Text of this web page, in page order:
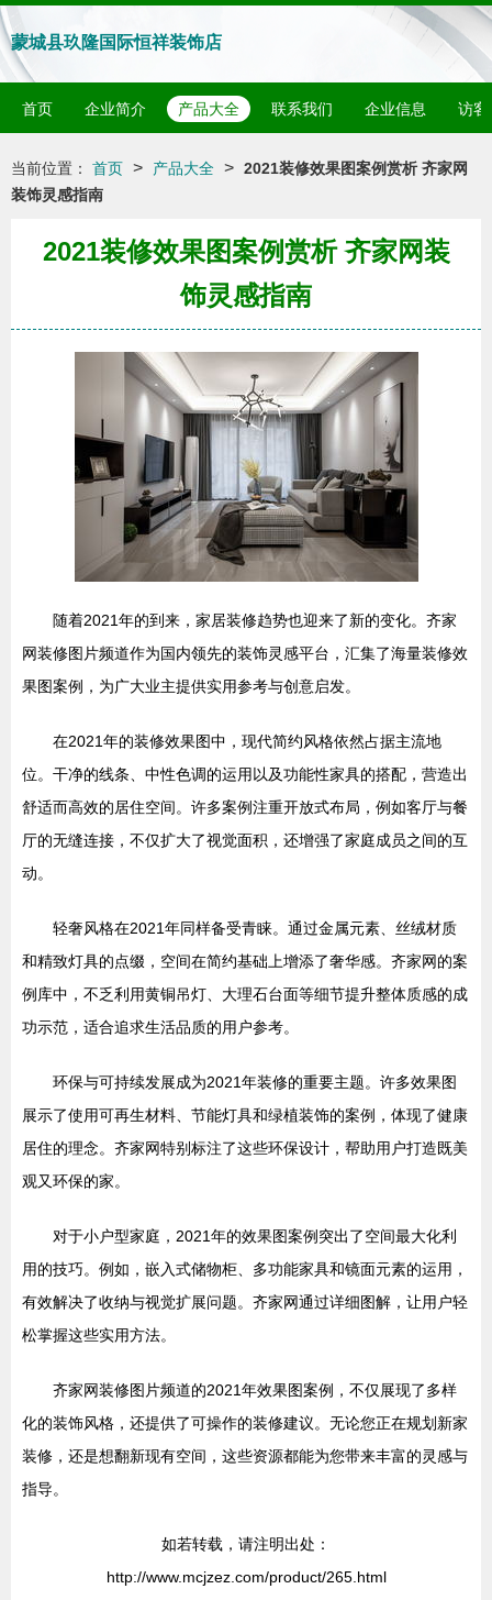
蒙城县玖隆国际恒祥装饰店
首页 企业简介 产品大全 联系我们 企业信息 访客
当前位置： 首页 > 产品大全 > 2021装修效果图案例赏析 齐家网
装饰灵感指南
2021装修效果图案例赏析 齐家网装
饰灵感指南
随着2021年的到来，家居装修趋势也迎来了新的变化。齐家
网装修图片频道作为国内领先的装饰灵感平台，汇集了海量装修效
果图案例，为广大业主提供实用参考与创意启发。
在2021年的装修效果图中，现代简约风格依然占据主流地
位。干净的线条、中性色调的运用以及功能性家具的搭配，营造出
舒适而高效的居住空间。许多案例注重开放式布局，例如客厅与餐
厅的无缝连接，不仅扩大了视觉面积，还增强了家庭成员之间的互
动。
轻奢风格在2021年同样备受青睐。通过金属元素、丝绒材质
和精致灯具的点缀，空间在简约基础上增添了奢华感。齐家网的案
例库中，不乏利用黄铜吊灯、大理石台面等细节提升整体质感的成
功示范，适合追求生活品质的用户参考。
环保与可持续发展成为2021年装修的重要主题。许多效果图
展示了使用可再生材料、节能灯具和绿植装饰的案例，体现了健康
居住的理念。齐家网特别标注了这些环保设计，帮助用户打造既美
观又环保的家。
对于小户型家庭，2021年的效果图案例突出了空间最大化利
用的技巧。例如，嵌入式储物柜、多功能家具和镜面元素的运用，
有效解决了收纳与视觉扩展问题。齐家网通过详细图解，让用户轻
松掌握这些实用方法。
齐家网装修图片频道的2021年效果图案例，不仅展现了多样
化的装饰风格，还提供了可操作的装修建议。无论您正在规划新家
装修，还是想翻新现有空间，这些资源都能为您带来丰富的灵感与
指导。
如若转载，请注明出处：
http://www.mcjzez.com/product/265.html